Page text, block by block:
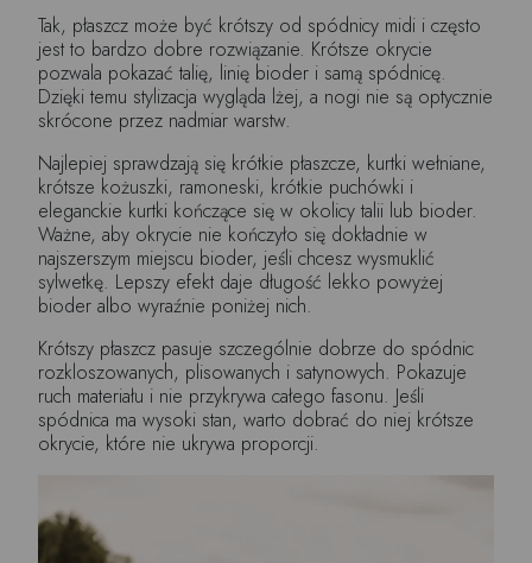
Tak, płaszcz może być krótszy od spódnicy midi i często
jest to bardzo dobre rozwiązanie. Krótsze okrycie
pozwala pokazać talię, linię bioder i samą spódnicę.
Dzięki temu stylizacja wygląda lżej, a nogi nie są optycznie
skrócone przez nadmiar warstw.
Najlepiej sprawdzają się krótkie płaszcze, kurtki wełniane,
krótsze kożuszki, ramoneski, krótkie puchówki i
eleganckie kurtki kończące się w okolicy talii lub bioder.
Ważne, aby okrycie nie kończyło się dokładnie w
najszerszym miejscu bioder, jeśli chcesz wysmuklić
sylwetkę. Lepszy efekt daje długość lekko powyżej
bioder albo wyraźnie poniżej nich.
Krótszy płaszcz pasuje szczególnie dobrze do spódnic
rozkloszowanych, plisowanych i satynowych. Pokazuje
ruch materiału i nie przykrywa całego fasonu. Jeśli
spódnica ma wysoki stan, warto dobrać do niej krótsze
okrycie, które nie ukrywa proporcji.